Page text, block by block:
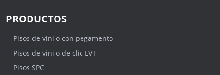
PRODUCTOS
Pisos de vinilo con pegamento
Pisos de vinilo de clic LVT
Pisos SPC